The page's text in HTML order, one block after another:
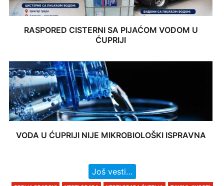
RASPORED CISTERNI SA PIJAĆOM VODOM U
ĆUPRIJI
VODA U ĆUPRIJI NIJE MIKROBIOLOŠKI ISPRAVNA
Još vesti…